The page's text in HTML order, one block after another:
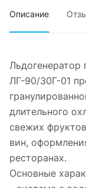
Описание
Льдогенератор
ЛГ-90/30Г-01
длительного
свежих
вин,
ресторанах.
Основные